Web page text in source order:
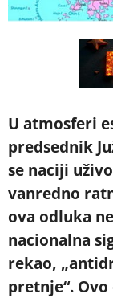
U atmosferi
predsednik
se naciji
vanredno
ova odluka
nacionalna
rekao,
pretnje“.